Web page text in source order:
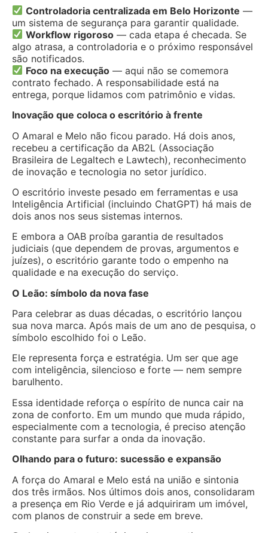
Controladoria centralizada em Belo Horizonte —
um sistema de segurança para garantir qualidade.
Workflow rigoroso — cada etapa é checada. Se
algo atrasa, a controladoria e o próximo responsável
são notificados.
Foco na execução — aqui não se comemora
contrato fechado. A responsabilidade está na
entrega, porque lidamos com patrimônio e vidas.
Inovação que coloca o escritório à frente
O Amaral e Melo não ficou parado. Há dois anos,
recebeu a certificação da AB2L (Associação
Brasileira de Legaltech e Lawtech), reconhecimento
de inovação e tecnologia no setor jurídico.
O escritório investe pesado em ferramentas e usa
Inteligência Artificial (incluindo ChatGPT) há mais de
dois anos nos seus sistemas internos.
E embora a OAB proíba garantia de resultados
judiciais (que dependem de provas, argumentos e
juízes), o escritório garante todo o empenho na
qualidade e na execução do serviço.
O Leão: símbolo da nova fase
Para celebrar as duas décadas, o escritório lançou
sua nova marca. Após mais de um ano de pesquisa, o
símbolo escolhido foi o Leão.
Ele representa força e estratégia. Um ser que age
com inteligência, silencioso e forte — nem sempre
barulhento.
Essa identidade reforça o espírito de nunca cair na
zona de conforto. Em um mundo que muda rápido,
especialmente com a tecnologia, é preciso atenção
constante para surfar a onda da inovação.
Olhando para o futuro: sucessão e expansão
A força do Amaral e Melo está na união e sintonia
dos três irmãos. Nos últimos dois anos, consolidaram
a presença em Rio Verde e já adquiriram um imóvel,
com planos de construir a sede em breve.